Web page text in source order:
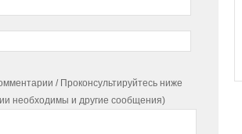
/ Проконсультируйтесь ниже
необходимы и другие сообщения)